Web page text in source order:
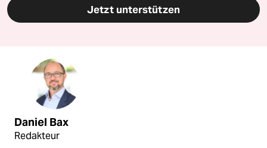
Jetzt unterstützen
Daniel Bax
Redakteur